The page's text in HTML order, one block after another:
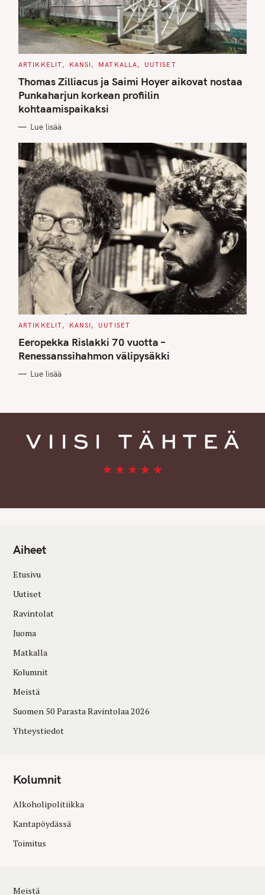
C
T
E
G
O
R
I
S
ARTIKKELIT KANSI MATKALLA UUTISET
Thomas Zilliacus ja Saimi Hoyer aikovat nostaa
Punkaharjun korkean profiilin
kohtaamispaikaksi
Lue lisää
C
T
E
G
O
I
ARTIKKELIT KANSI UUTISET
Eeropekka Rislakki 70 vuotta –
Renessanssihahmon välipysäkki
Lue lisää
Aiheet
Etusivu
Uutiset
Ravintolat
Juoma
Matkalla
Kolumnit
Meistä
Suomen 50 Parasta Ravintolaa 2026
Yhteystiedot
Kolumnit
Alkoholipolitiikka
Kantapöydässä
Toimitus
Meistä